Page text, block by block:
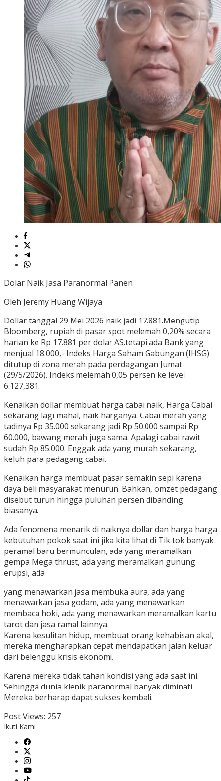
Dolar Naik Jasa Paranormal Panen
Oleh Jeremy Huang Wijaya
Dollar tanggal 29 Mei 2026 naik jadi 17.881.Mengutip
Bloomberg, rupiah di pasar spot melemah 0,20% secara
harian ke Rp 17.881 per dolar AS.tetapi ada Bank yang
menjual 18.000,- Indeks Harga Saham Gabungan (IHSG)
ditutup di zona merah pada perdagangan Jumat
(29/5/2026). Indeks melemah 0,05 persen ke level
6.127,381.
Kenaikan dollar membuat harga cabai naik, Harga Cabai
sekarang lagi mahal, naik harganya. Cabai merah yang
tadinya Rp 35.000 sekarang jadi Rp 50.000 sampai Rp
60.000, bawang merah juga sama. Apalagi cabai rawit
sudah Rp 85.000. Enggak ada yang murah sekarang,
keluh para pedagang cabai.
Kenaikan harga membuat pasar semakin sepi karena
daya beli masyarakat menurun. Bahkan, omzet pedagang
disebut turun hingga puluhan persen dibanding
biasanya.
Ada fenomena menarik di naiknya dollar dan harga harga
kebutuhan pokok saat ini jika kita lihat di Tik tok banyak
peramal baru bermunculan, ada yang meramalkan
gempa Mega thrust, ada yang meramalkan gunung
erupsi, ada
yang menawarkan jasa membuka aura, ada yang
menawarkan jasa godam, ada yang menawarkan
membaca hoki, ada yang menawarkan meramalkan kartu
tarot dan jasa ramal lainnya.
Karena kesulitan hidup, membuat orang kehabisan akal,
mereka mengharapkan cepat mendapatkan jalan keluar
dari belenggu krisis ekonomi.
Karena mereka tidak tahan kondisi yang ada saat ini.
Sehingga dunia klenik paranormal banyak diminati.
Mereka berharap dapat sukses kembali.
Post Views: 257
Ikuti Kami